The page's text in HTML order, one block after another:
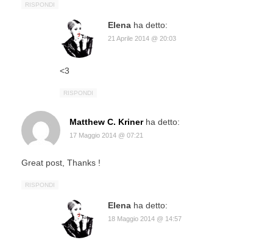
RISPONDI
Elena ha detto:
21 Aprile 2014 @ 20:03
<3
RISPONDI
Matthew C. Kriner ha detto:
17 Maggio 2014 @ 07:21
Great post, Thanks !
RISPONDI
Elena ha detto:
18 Maggio 2014 @ 14:57